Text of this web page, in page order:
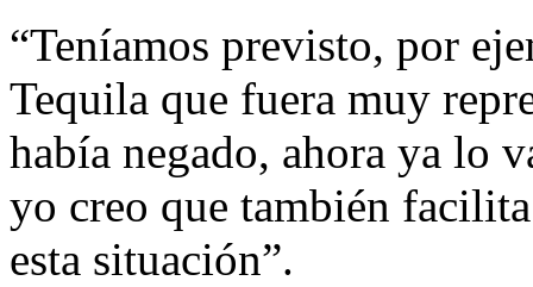
“Teníamos previsto, por
Tequila que fuera muy
había negado, ahora ya lo
yo creo que también
esta situación”.